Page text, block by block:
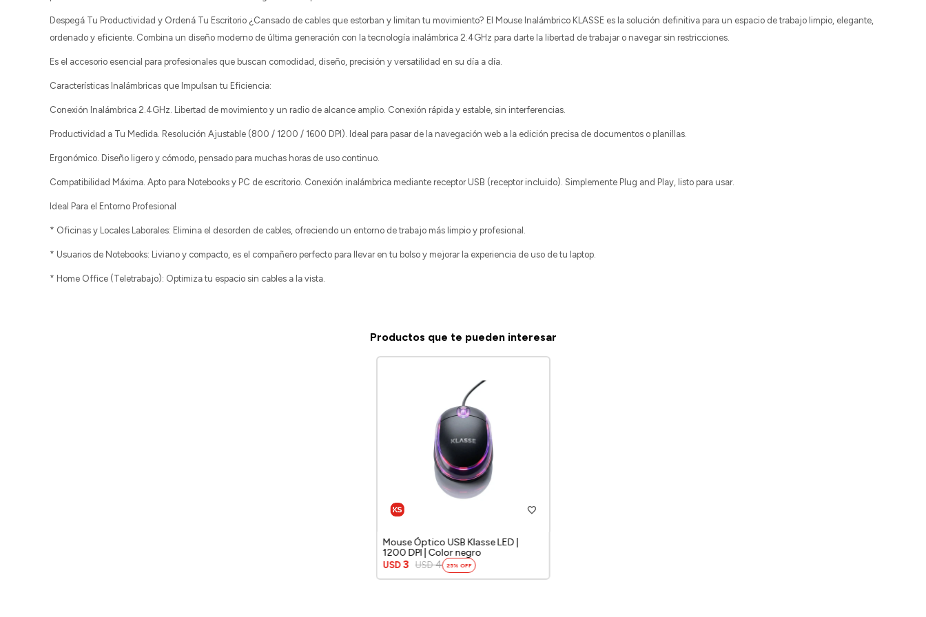
Despegá Tu Productividad y Ordená Tu Escritorio ¿Cansado de cables que estorban y limitan tu movimiento? El Mouse Inalámbrico KLASSE es la solución definitiva para un espacio de trabajo limpio, elegante,
ordenado y eficiente. Combina un diseño moderno de última generación con la tecnología inalámbrica 2.4GHz para darte la libertad de trabajar o navegar sin restricciones.
Es el accesorio esencial para profesionales que buscan comodidad, diseño, precisión y versatilidad en su día a día.
Características Inalámbricas que Impulsan tu Eficiencia:
Conexión Inalámbrica 2.4GHz. Libertad de movimiento y un radio de alcance amplio. Conexión rápida y estable, sin interferencias.
Productividad a Tu Medida. Resolución Ajustable (800 / 1200 / 1600 DPI). Ideal para pasar de la navegación web a la edición precisa de documentos o planillas.
Ergonómico. Diseño ligero y cómodo, pensado para muchas horas de uso continuo.
Compatibilidad Máxima. Apto para Notebooks y PC de escritorio. Conexión inalámbrica mediante receptor USB (receptor incluido). Simplemente Plug and Play, listo para usar.
Ideal Para el Entorno Profesional
* Oficinas y Locales Laborales: Elimina el desorden de cables, ofreciendo un entorno de trabajo más limpio y profesional.
* Usuarios de Notebooks: Liviano y compacto, es el compañero perfecto para llevar en tu bolso y mejorar la experiencia de uso de tu laptop.
* Home Office (Teletrabajo): Optimiza tu espacio sin cables a la vista.
Productos que te pueden interesar
Mouse Óptico USB Klasse LED |
1200 DPI | Color negro
USD 3 USD 4 25